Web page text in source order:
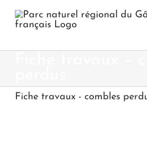
contenu
Fiche travaux - combles